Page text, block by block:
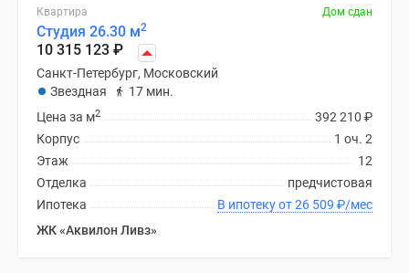
Квартира Дом сдан
Студия 26.30 м2
10 315 123 ₽
Санкт-Петербург, Московский
Звездная
17 мин.
392 210 ₽
Цена за м2
1 оч. 2
Корпус
12
Этаж
предчистовая
Отделка
В ипотеку от 26 509 ₽/мес
Ипотека
ЖК «Аквилон Ливз»